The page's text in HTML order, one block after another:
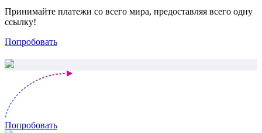
Принимайте платежи со всего мира, предоставляя всего одну
ссылку!
Попробовать
Попробовать